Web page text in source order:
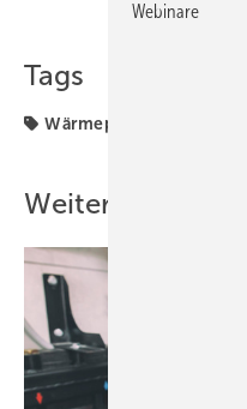
Teilen
Tags
Wärmepumpe
Weitere Inhalte
Webinare